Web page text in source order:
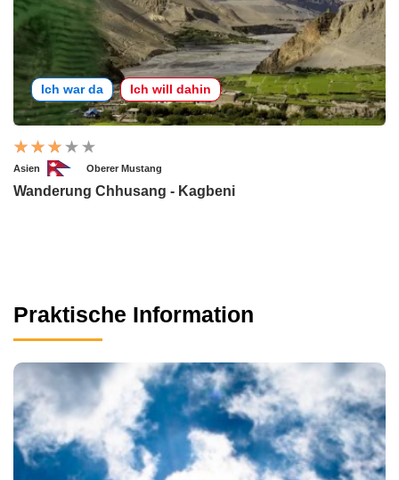
Ich war da Ich will dahin
Asien Oberer Mustang
Wanderung Chhusang - Kagbeni
Praktische Information